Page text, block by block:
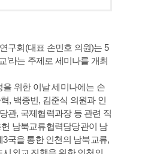
구회(대표 손민호 의원)는 5
’라는 주제로 세미나를 개최
위한 이날 세미나에는 손
, 백종빈, 김준식 의원과 인
관, 국제협력과장 등 관련 직
남북교류협력담당관이 남
국을 통한 인천의 남북교류,